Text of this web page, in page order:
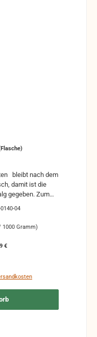
damit ist die
Zum
flexibel bleiben
04
1000 Gramm)
€